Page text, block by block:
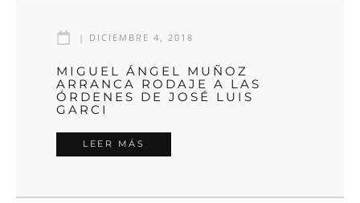
| DICIEMBRE 4, 2018
MIGUEL ÁNGEL MUÑOZ
ARRANCA RODAJE A LAS
ÓRDENES DE JOSÉ LUIS
GARCI
LEER MÁS